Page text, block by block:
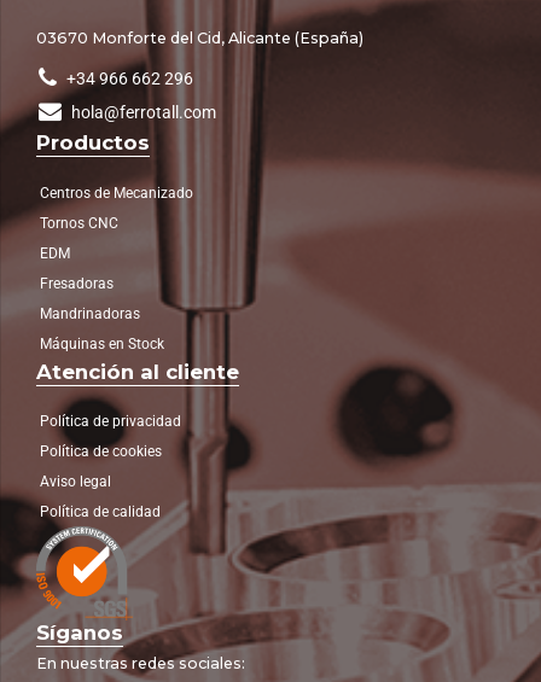
03670 Monforte del Cid, Alicante (España)
+34 966 662 296
hola@ferrotall.com
Productos
Centros de Mecanizado
Tornos CNC
EDM
Fresadoras
Mandrinadoras
Máquinas en Stock
Atención al cliente
Política de privacidad
Política de cookies
Aviso legal
Política de calidad
Síganos
En nuestras redes sociales: